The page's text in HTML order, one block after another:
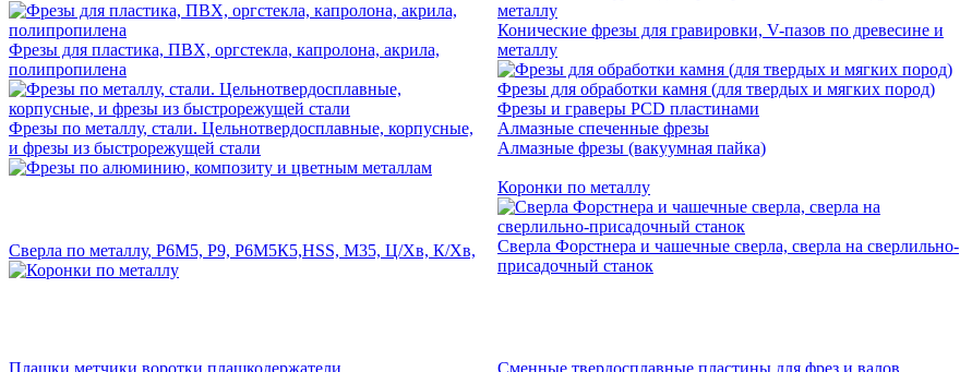
Фрезы для пластика, ПВХ, оргстекла, капролона, акрила,
полипропилена
Фрезы по металлу, стали. Цельнотвердосплавные, корпусные,
и фрезы из быстрорежущей стали
Конические фрезы для гравировки, V-пазов по древесине и
металлу
Фрезы для обработки камня (для твердых и мягких пород)
Фрезы и граверы PCD пластинами
Алмазные спеченные фрезы
Алмазные фрезы (вакуумная пайка)
Сверла по металлу, Р6М5, Р9, Р6М5К5,HSS, M35, Ц/Хв, К/Хв,
Коронки по металлу
Сверла Форстнера и чашечные сверла, сверла на сверлильно-
присадочный станок
Плашки метчики воротки плашкодержатели
Сменные твердосплавные пластины для фрез и валов